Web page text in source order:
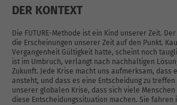
DER KONTEXT
Die FUTURE-Methode ist ein Kind unserer Zeit.
die Erscheinungen unserer Zeit auf den Punkt.
Vergangenheit Gültigkeit hatte, scheint noch
ist im Umbruch, verlangt nach nachhaltigen
Zukunft. Jede Krise macht uns aufmerksam, dass
ansteht, und dass es eine Entscheidung zu
unserer globalen Krise, dass sich viele
diese Entscheidungssituation machen. Sie fahren